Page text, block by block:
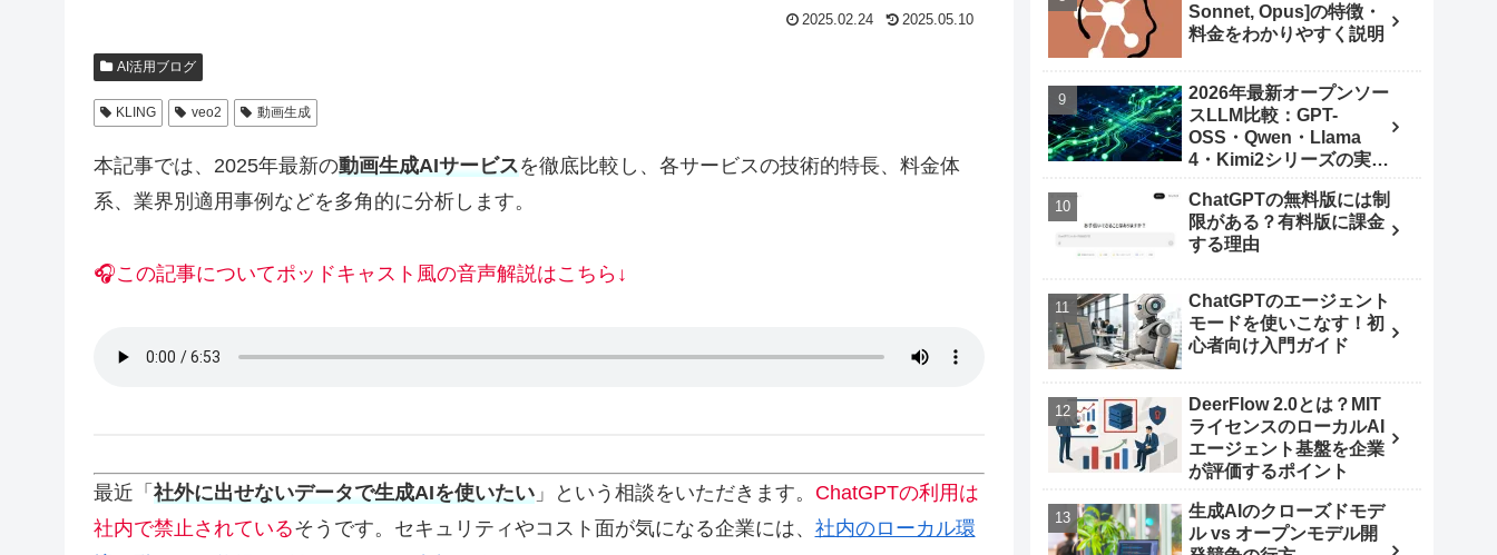
2025.02.24 2025.05.10
AI活用ブログ
KLING veo2 動画生成
本記事では、2025年最新の動画生成AIサービスを徹底比較し、各サービスの技術的特長、料金体
系、業界別適用事例などを多角的に分析します。
🎧この記事についてポッドキャスト風の音声解説はこちら↓
最近「 社外に出せないデータで生成AIを使いたい」という相談をいただきます。 ChatGPTの利用は
社内で禁止されているそうです。セキュリティやコスト面が気になる企業には、 社内のローカル環
Sonnet, Opus]の特徴・
料金をわかりやすく説明
2026年最新オープンソー
スLLM比較：GPT-
OSS・Qwen・Llama
4・Kimi2シリーズの実力
ChatGPTの無料版には制
限がある？有料版に課金
する理由
ChatGPTのエージェント
モードを使いこなす！初
心者向け入門ガイド
DeerFlow 2.0とは？MIT
ライセンスのローカルAI
エージェント基盤を企業
が評価するポイント
生成AIのクローズドモデ
ル vs オープンモデル開